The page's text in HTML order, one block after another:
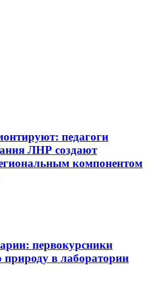
педагоги
ЛНР создают
компонентом
первокурсники
в лаборатории